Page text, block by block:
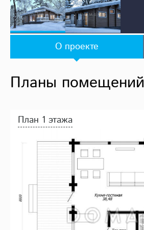
О проекте
Планы помещений
План 1 этажа